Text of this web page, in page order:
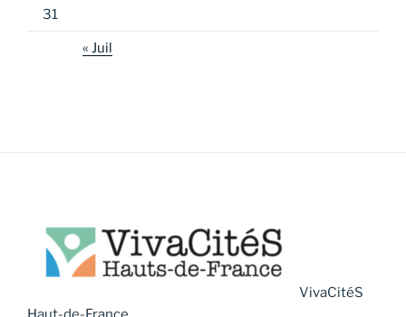
31
« Juil
VivaCitéS